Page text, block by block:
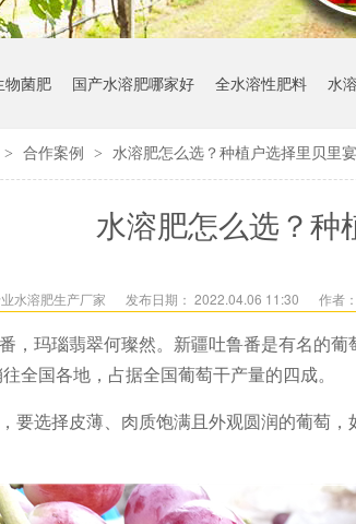
物菌肥 国产水溶肥哪家好 全水溶性肥料 水
> 合作案例 > 水溶肥怎么选？种植户选择里贝里宴
水溶肥怎么选？种
水溶肥生产厂家 发布日期： 2022.04.06 11:30 作者
，玛瑙翡翠何璨然。新疆吐鲁番是有名的
全国各地，占据全国葡萄干产量的四成。
要选择皮薄、肉质饱满且外观圆润的葡萄